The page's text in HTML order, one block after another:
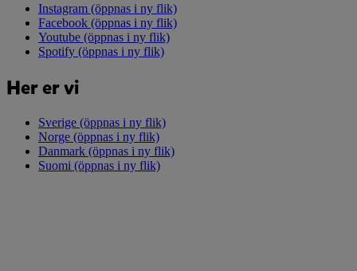
Instagram (öppnas i ny flik)
Facebook (öppnas i ny flik)
Youtube (öppnas i ny flik)
Spotify (öppnas i ny flik)
Her er vi
Sverige (öppnas i ny flik)
Norge (öppnas i ny flik)
Danmark (öppnas i ny flik)
Suomi (öppnas i ny flik)